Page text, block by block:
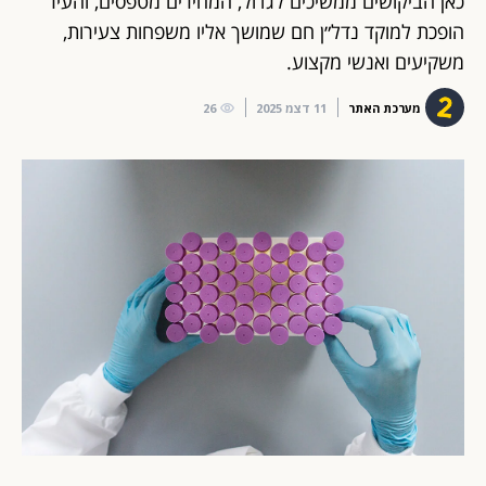
הופכת למוקד נדל״ן חם שמושך אליו משפחות צעירות,
משקיעים ואנשי מקצוע.
מערכת האתר 11 דצמ 2025 26